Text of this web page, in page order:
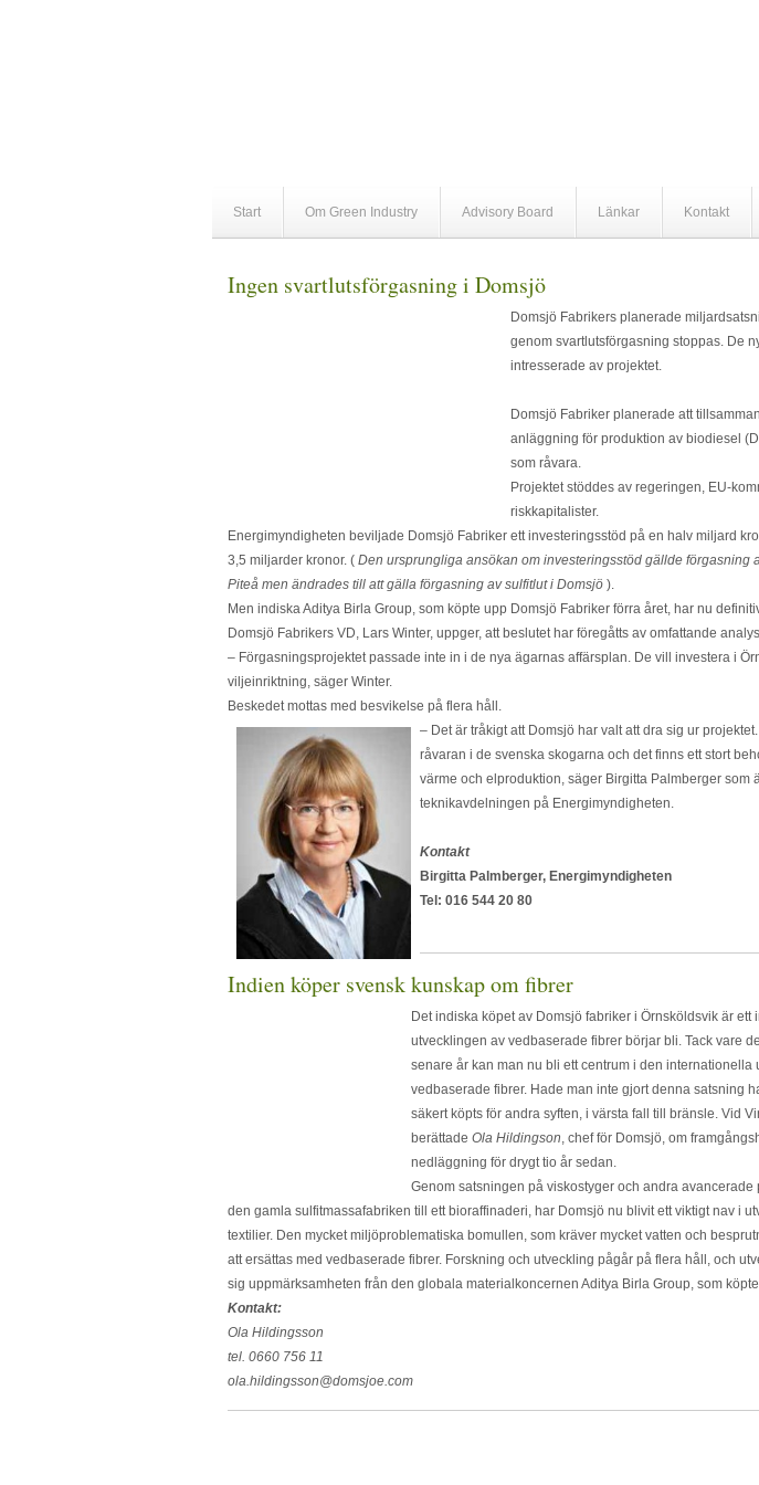
Start Om Green Industry Advisory Board Länkar Kontakt
Ingen svartlutsförgasning i Domsjö
Domsjö Fabrikers planerade
genom svartlutsförgasning stoppas. De
intresserade av projektet.
Domsjö Fabriker planerade att
anläggning för produktion av biodiesel
som råvara.
Projektet stöddes av regeringen, EU-
riskkapitalister.
Energimyndigheten beviljade Domsjö Fabriker ett investeringsstöd på en halv miljard
3,5 miljarder kronor. ( Den ursprungliga ansökan om investeringsstöd gällde förgasning
Piteå men ändrades till att gälla förgasning av sulfitlut i Domsjö ).
Men indiska Aditya Birla Group, som köpte upp Domsjö Fabriker förra året, har nu
Domsjö Fabrikers VD, Lars Winter, uppger, att beslutet har föregåtts av omfattande
– Förgasningsprojektet passade inte in i de nya ägarnas affärsplan. De vill investera i
viljeinriktning, säger Winter.
Beskedet mottas med besvikelse på flera håll.
– Det är tråkigt att Domsjö har valt att dra sig ur
råvaran i de svenska skogarna och det finns ett stort
värme och elproduktion, säger Birgitta Palmberger som
teknikavdelningen på Energimyndigheten.
Kontakt
Birgitta Palmberger, Energimyndigheten
Tel: 016 544 20 80
Indien köper svensk kunskap om fibrer
Det indiska köpet av Domsjö fabriker i Örnsköldsvik är ett
utvecklingen av vedbaserade fibrer börjar bli. Tack vare
senare år kan man nu bli ett centrum i den internationella
vedbaserade fibrer. Hade man inte gjort denna satsning
säkert köpts för andra syften, i värsta fall till bränsle. Vid
berättade Ola Hildingson, chef för Domsjö, om
nedläggning för drygt tio år sedan.
Genom satsningen på viskostyger och andra avancerade
den gamla sulfitmassafabriken till ett bioraffinaderi, har Domsjö nu blivit ett viktigt nav i
textilier. Den mycket miljöproblematiska bomullen, som kräver mycket vatten och
att ersättas med vedbaserade fibrer. Forskning och utveckling pågår på flera håll, och
sig uppmärksamheten från den globala materialkoncernen Aditya Birla Group, som
Kontakt:
Ola Hildingsson
tel. 0660 756 11
ola.hildingsson@domsjoe.com